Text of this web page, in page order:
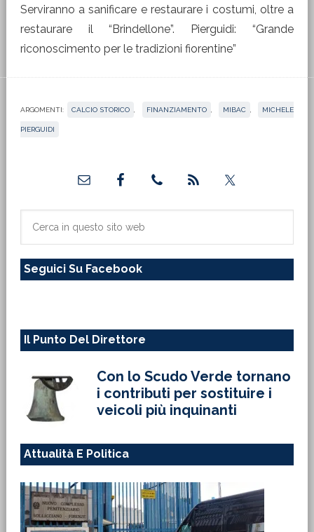
Serviranno a sanificare e restaurare i costumi, oltre a
restaurare il “Brindellone”. Pierguidi: “Grande
riconoscimento per le tradizioni fiorentine”
ARGOMENTI: CALCIO STORICO FINANZIAMENTO MIBAC MICHELE
PIERGUIDI
primaria
sito
Seguici Su Facebook
Il Punto Del Direttore
Con lo Scudo Verde tornano
i contributi per sostituire i
veicoli più inquinanti
Attualità E Politica